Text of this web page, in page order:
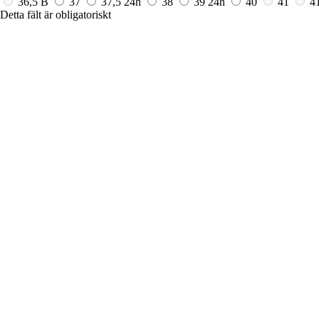
Detta fält är obligatoriskt